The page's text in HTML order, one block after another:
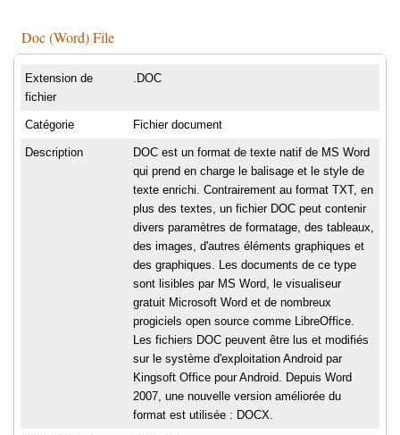
Doc (Word) File
Extension de
fichier
.DOC
Catégorie Fichier document
Description
DOC est un format de texte natif de MS Word
qui prend en charge le balisage et le style de
texte enrichi. Contrairement au format TXT, en
plus des textes, un fichier DOC peut contenir
divers paramètres de formatage, des tableaux,
des images, d'autres éléments graphiques et
des graphiques. Les documents de ce type
sont lisibles par MS Word, le visualiseur
gratuit Microsoft Word et de nombreux
progiciels open source comme LibreOffice.
Les fichiers DOC peuvent être lus et modifiés
sur le système d'exploitation Android par
Kingsoft Office pour Android. Depuis Word
2007, une nouvelle version améliorée du
format est utilisée : DOCX.